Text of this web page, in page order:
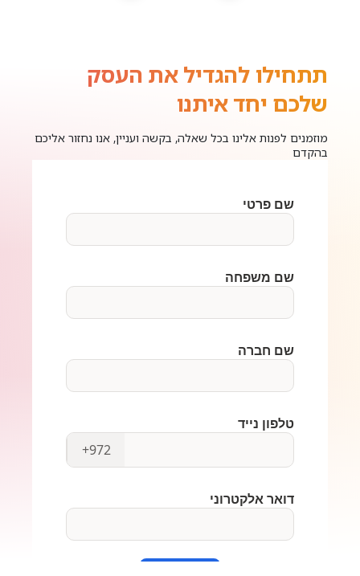
תתחילו להגדיל את העסק
שלכם יחד איתנו
מוזמנים לפנות אלינו בכל שאלה, בקשה ועניין, אנו נחזור אליכם
בהקדם